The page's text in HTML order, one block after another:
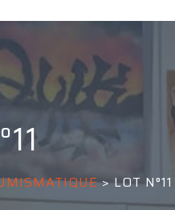
>LOT N°11